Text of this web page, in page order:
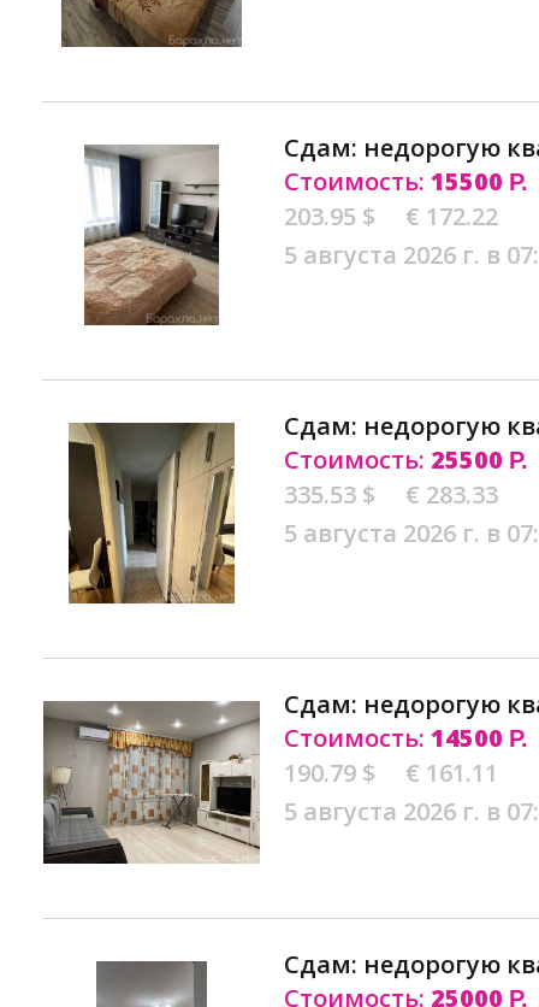
Сдам: недорогую
Стоимость: 15500 Р.
203.95 $
€ 172.22
5 августа 2026 г. в
Сдам: недорогую
Стоимость: 25500 Р.
335.53 $
€ 283.33
5 августа 2026 г. в
Сдам: недорогую
Стоимость: 14500 Р.
190.79 $
€ 161.11
5 августа 2026 г. в
Сдам: недорогую
Стоимость: 25000 Р.